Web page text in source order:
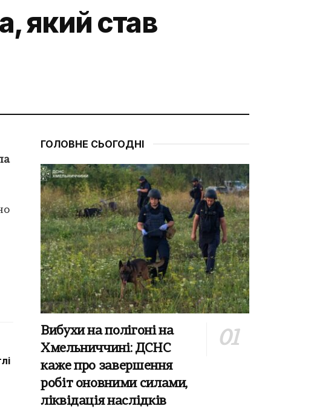
який став
ГОЛОВНЕ СЬОГОДНІ
Вибухи на полігоні на
Хмельниччині: ДСНС
каже про завершення
робіт оновними силами,
ліквідація наслідків